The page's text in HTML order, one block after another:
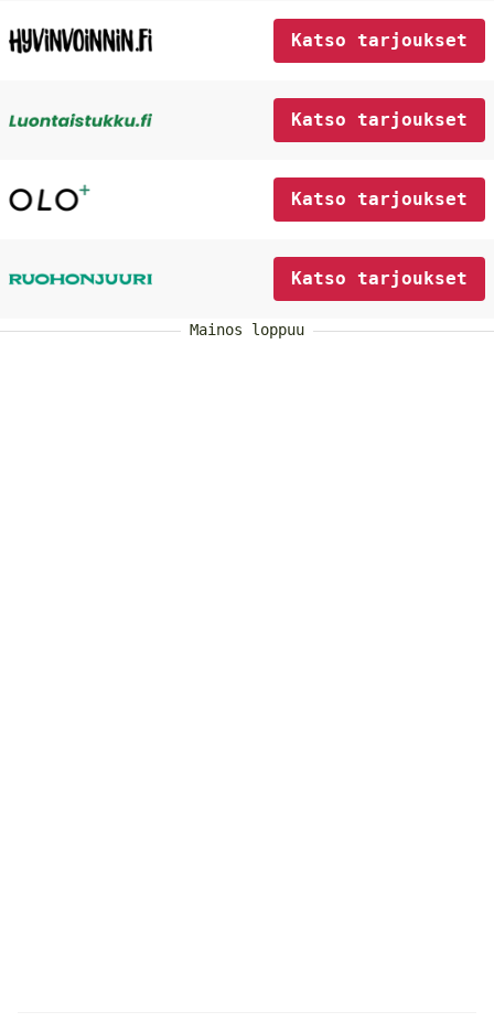
Katso tarjoukset
Katso tarjoukset
Katso tarjoukset
Katso tarjoukset
Mainos loppuu